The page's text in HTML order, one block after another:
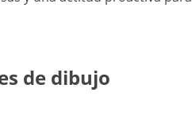
de dibujo